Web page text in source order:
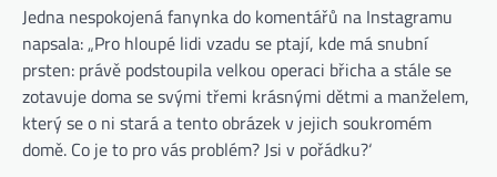
Jedna nespokojená fanynka do komentářů na Instagramu
napsala: „Pro hloupé lidi vzadu se ptají, kde má snubní
prsten: právě podstoupila velkou operaci břicha a stále se
zotavuje doma se svými třemi krásnými dětmi a manželem,
který se o ni stará a tento obrázek v jejich soukromém
domě. Co je to pro vás problém? Jsi v pořádku?‘